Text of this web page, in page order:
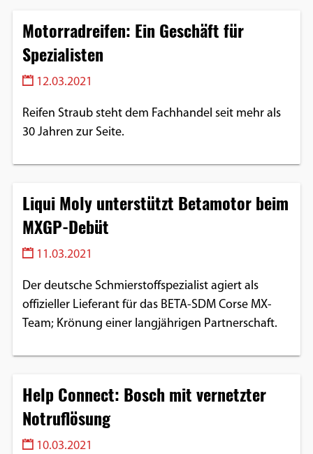
Motorradreifen: Ein Geschäft für
Spezialisten
12.03.2021
Reifen Straub steht dem Fachhandel seit mehr als
30 Jahren zur Seite.
Liqui Moly unterstützt Betamotor beim
MXGP-Debüt
11.03.2021
Der deutsche Schmierstoffspezialist agiert als
offizieller Lieferant für das BETA-SDM Corse MX-
Team; Krönung einer langjährigen Partnerschaft.
Help Connect: Bosch mit vernetzter
Notruflösung
10.03.2021